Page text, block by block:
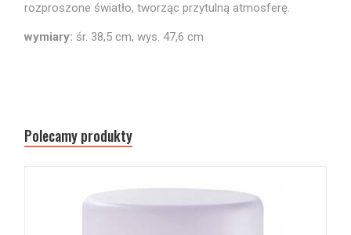
rozproszone światło, tworząc przytulną atmosferę.
wymiary: śr. 38,5 cm, wys. 47,6 cm
Polecamy produkty